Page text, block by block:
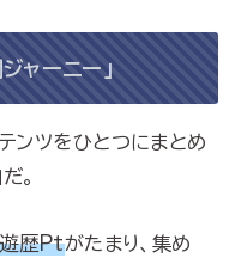
ャーニー」
ンツをひとつにまとめ
。
歴Ptがたまり、集め